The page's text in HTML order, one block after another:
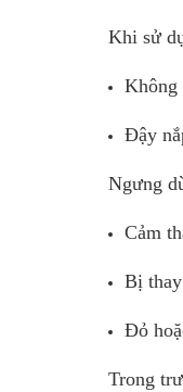
Khi sử
Không
Đậy
Ngưng
Cảm
Bị
Đỏ
Trong